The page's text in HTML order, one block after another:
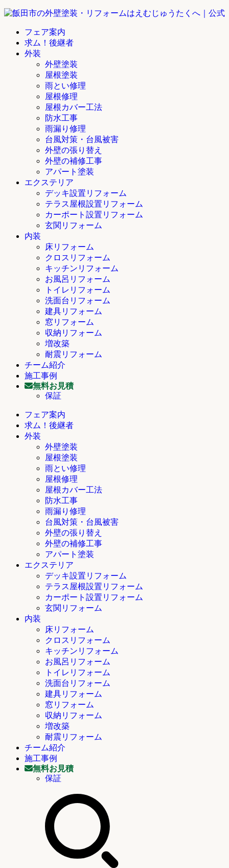
フェア案内
求ム！後継者
外装
外壁塗装
屋根塗装
雨とい修理
屋根修理
屋根カバー工法
防水工事
雨漏り修理
台風対策・台風被害
外壁の張り替え
外壁の補修工事
アパート塗装
エクステリア
デッキ設置リフォーム
テラス屋根設置リフォーム
カーポート設置リフォーム
玄関リフォーム
内装
床リフォーム
クロスリフォーム
キッチンリフォーム
お風呂リフォーム
トイレリフォーム
洗面台リフォーム
建具リフォーム
窓リフォーム
収納リフォーム
増改築
耐震リフォーム
チーム紹介
施工事例
無料お見積
保証
フェア案内
求ム！後継者
外装
外壁塗装
屋根塗装
雨とい修理
屋根修理
屋根カバー工法
防水工事
雨漏り修理
台風対策・台風被害
外壁の張り替え
外壁の補修工事
アパート塗装
エクステリア
デッキ設置リフォーム
テラス屋根設置リフォーム
カーポート設置リフォーム
玄関リフォーム
内装
床リフォーム
クロスリフォーム
キッチンリフォーム
お風呂リフォーム
トイレリフォーム
洗面台リフォーム
建具リフォーム
窓リフォーム
収納リフォーム
増改築
耐震リフォーム
チーム紹介
施工事例
無料お見積
保証